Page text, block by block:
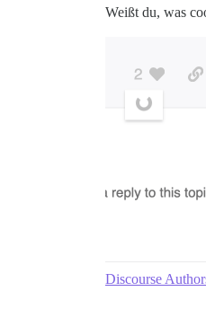
Weißt du, was
Discourse